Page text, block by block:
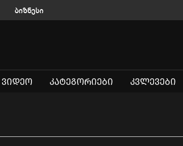
ბიზნესი
ᲕᲘᲓᲔᲝ ᲙᲐᲢᲔᲒᲝᲠᲘᲔᲑᲘ ᲙᲕᲚᲔᲕᲔᲑᲘ